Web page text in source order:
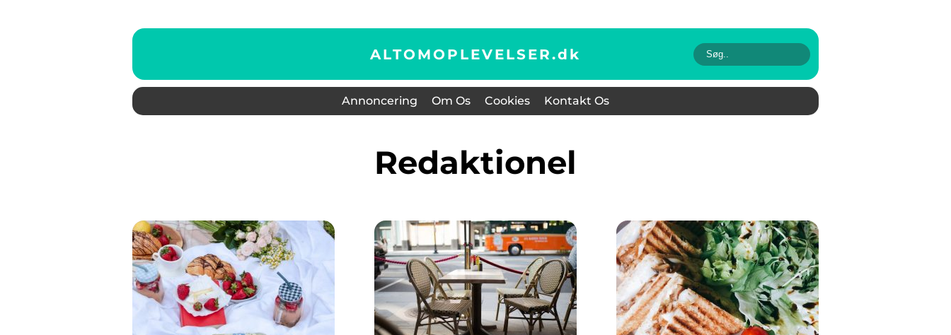
ALTOMOPLEVELSER.dk
Annoncering Om Os Cookies Kontakt Os
redaktionel